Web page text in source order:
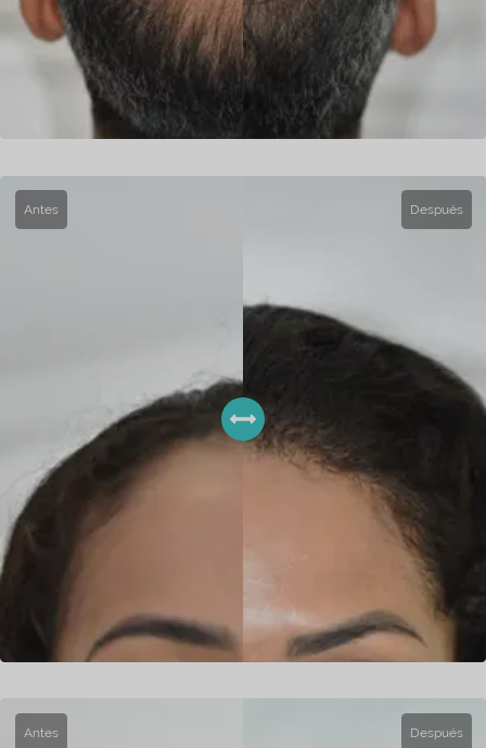
Antes Después
Antes Después